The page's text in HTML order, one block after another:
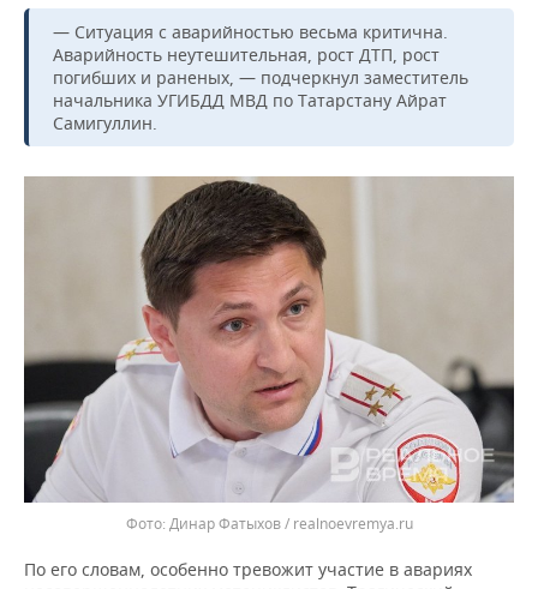
ВОЛЕЙБОЛ
КИБЕРСПОРТ
ФИГУРНОЕ КАТАНИЕ
ВОДНЫЕ ВИДЫ СПОРТА
ХОККЕЙ С МЯЧОМ
ИСТОРИЯ
КУЛЬТУРА
МЕДИЦИНА
ОБРАЗОВАНИЕ
ПРОИСШЕСТВИЯ
СПИСОК ПЕРСОН
СПИСОК КОМПАНИЙ
ПОЛНАЯ ВЕРСИЯ
— Ситуация с аварийностью весьма критична.
Аварийность неутешительная, рост ДТП, рост
погибших и раненых, — подчеркнул заместитель
начальника УГИБДД МВД по Татарстану Айрат
Самигуллин.
Динар Фатыхов / realnoevremya.ru
По его словам, особенно тревожит участие в авариях